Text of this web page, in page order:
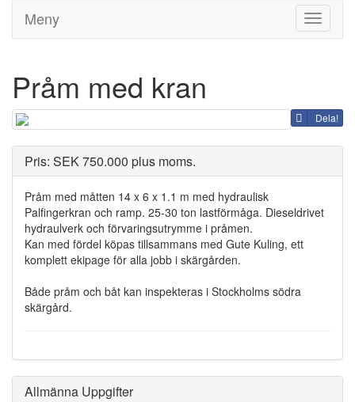
Toggle
Meny
Pråm med kran
Dela!
Pris: SEK 750.000 plus moms.
Pråm med måtten 14 x 6 x 1.1 m med hydraulisk
Palfingerkran och ramp. 25-30 ton lastförmåga. Dieseldrivet
hydraulverk och förvaringsutrymme i pråmen.
Kan med fördel köpas tillsammans med Gute Kuling, ett
komplett ekipage för alla jobb i skärgården.
Både pråm och båt kan inspekteras i Stockholms södra
skärgård.
Allmänna Uppgifter